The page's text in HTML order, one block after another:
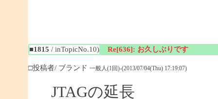
■1815 / inTopicNo.10) Re[636]: お久しぶりです
□投稿者/ ブランド 一般人(1回)-(2013/07/04(Thu) 17:19:07)
JTAGの延長